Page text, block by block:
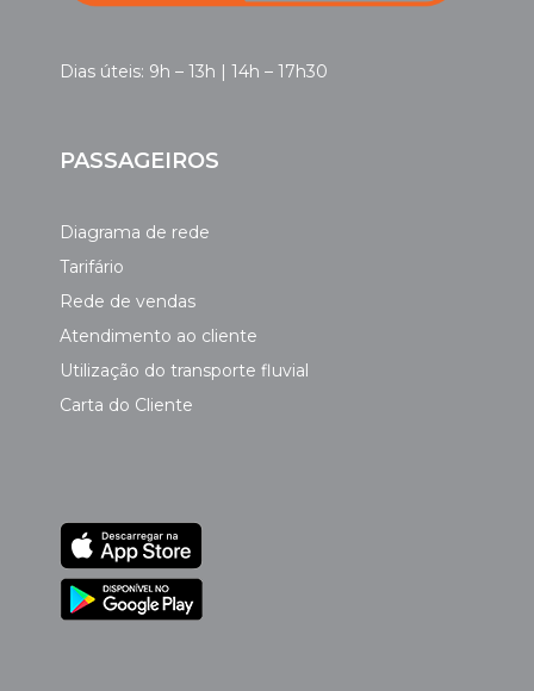
Dias úteis: 9h – 13h | 14h – 17h30
PASSAGEIROS
Diagrama de rede
Tarifário
Rede de vendas
Atendimento ao cliente
Utilização do transporte fluvial
Carta do Cliente